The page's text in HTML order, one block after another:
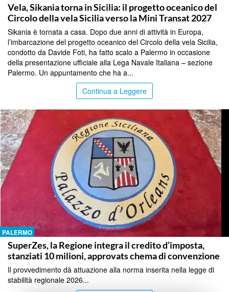
Vela, Sikania torna in Sicilia: il progetto oceanico del
Circolo della vela Sicilia verso la Mini Transat 2027
Sikania è tornata a casa. Dopo due anni di attività in Europa,
l’imbarcazione del progetto oceanico del Circolo della vela Sicilia,
condotto da Davide Foti, ha fatto scalo a Palermo in occasione
della presentazione ufficiale alla Lega Navale Italiana – sezione
Palermo. Un appuntamento che ha a...
Continua a Leggere
PALERMO
SuperZes, la Regione integra il credito d’imposta,
stanziati 10 milioni, approvats chema di convenzione
Il provvedimento dà attuazione alla norma inserita nella legge di
stabilità regionale 2026...